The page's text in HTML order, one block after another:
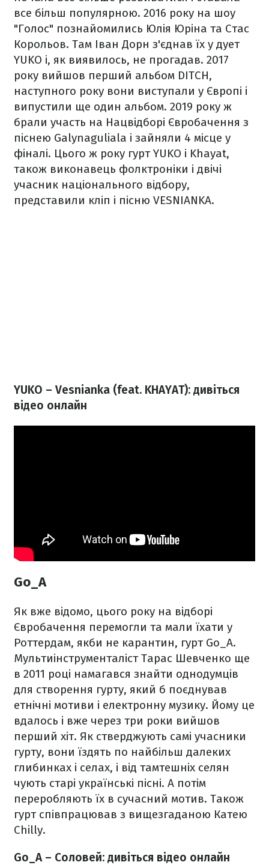
все більш популярною. 2016 року на шоу
"Голос" познайомились Юлія Юріна та Стас
Корольов. Там Іван Дорн з'єднав їх у дует
YUKO і, як виявилось, не прогадав. 2017
року вийшов перший альбом DITCH,
наступного року вони виступали у Європі і
випустили ще один альбом. 2019 року ж
брали участь на Нацвідборі Євробачення з
піснею Galynaguliala і зайняли 4 місце у
фіналі. Цього ж року гурт YUKO і Khayat,
також виконавець фолктроніки і двічі
учасник національного відбору,
представили кліп і пісню VESNIANKA.
YUKO – Vesnianka (feat. KHAYAT): дивіться
відео онлайн
Go_A
Як вже відомо, цього року на відборі
Євробачення перемогли та мали їхати у
Роттердам, якби не карантин, гурт Go_A.
Мультиінструменталіст Тарас Шевченко ще
в 2011 році намагався знайти однодумців
для створення гурту, який б поєднував
етнічні мотиви і електронну музику. Йому це
вдалось і вже через три роки вийшов
перший хіт. Як стверджують самі учасники
гурту, вони їздять по найбільш далеких
глибинках і селах, і від тамтешніх селян
чують старі українські пісні. А потім
переробляють їх в сучасний мотив. Також
гурт співпрацював з вищезгаданою Катею
Chilly.
Go_A – Соловей: дивіться відео онлайн